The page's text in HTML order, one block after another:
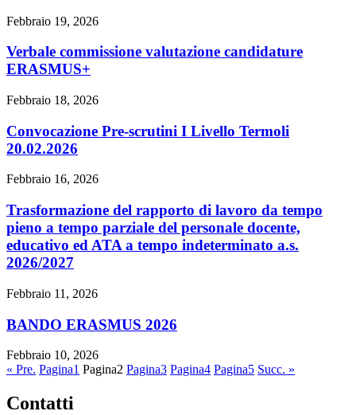
Febbraio 19, 2026
Verbale commissione valutazione candidature
ERASMUS+
Febbraio 18, 2026
Convocazione Pre-scrutini I Livello Termoli
20.02.2026
Febbraio 16, 2026
Trasformazione del rapporto di lavoro da tempo
pieno a tempo parziale del personale docente,
educativo ed ATA a tempo indeterminato a.s.
2026/2027
Febbraio 11, 2026
BANDO ERASMUS 2026
Febbraio 10, 2026
« Pre. Pagina1 Pagina2 Pagina3 Pagina4 Pagina5 Succ. »
Contatti